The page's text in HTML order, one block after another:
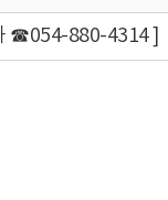
☎054-880-4314 ]